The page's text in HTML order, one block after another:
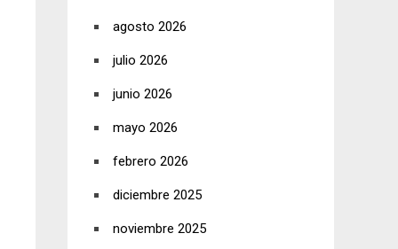
agosto 2026
julio 2026
junio 2026
mayo 2026
febrero 2026
diciembre 2025
noviembre 2025